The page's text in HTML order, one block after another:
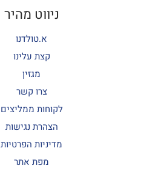
ניווט מהיר
א.טולדנו
קצת עלינו
מגזין
צרו קשר
לקוחות ממליצים
הצהרת נגישות
מדיניות הפרטיות
מפת אתר